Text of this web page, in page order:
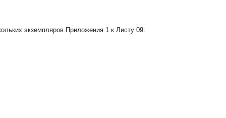
экземпляров Приложения 1 к Листу 09.